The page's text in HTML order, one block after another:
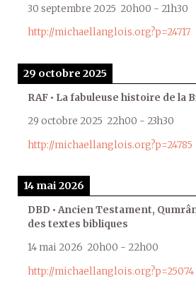
30 septembre 2025 20h00 - 21h30
http://michaellanglois.org?p=24717
29 octobre 2025
RAF • La fabuleuse histoire de la
29 octobre 2025 22h00 - 23h30
http://michaellanglois.org?p=24785
14 mai 2026
DBD • Ancien Testament,
des textes bibliques
14 mai 2026 20h00 - 22h00
http://michaellanglois.org?p=25074